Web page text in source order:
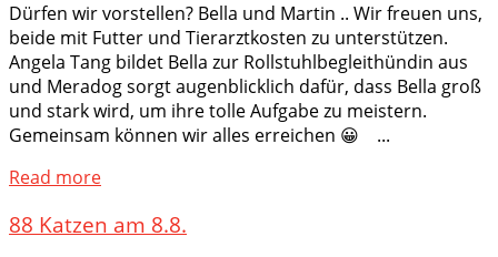
Dürfen wir vorstellen? Bella und Martin .. Wir freuen uns,
beide mit Futter und Tierarztkosten zu unterstützen.
Angela Tang bildet Bella zur Rollstuhlbegleithündin aus
und Meradog sorgt augenblicklich dafür, dass Bella groß
und stark wird, um ihre tolle Aufgabe zu meistern.
Gemeinsam können wir alles erreichen 😀 ...
Read more
88 Katzen am 8.8.